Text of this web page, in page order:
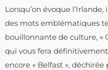
Lorsqu’on évoque
des mots emblématiques
bouillonnante de culture, «
qui vous fera
encore « Belfast »,